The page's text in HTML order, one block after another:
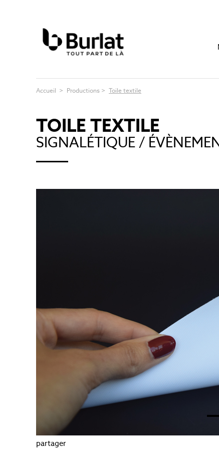
Accueil > Productions > Toile textile
TOILE TEXTILE
SIGNALÉTIQUE /
partager